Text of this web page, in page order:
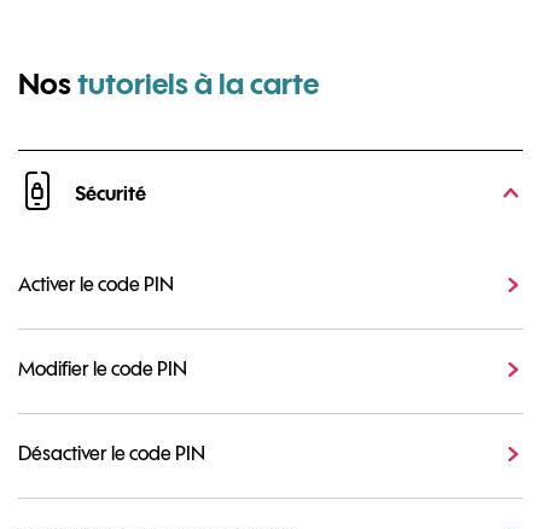
Nostutoriels à la cartepour Samsung
Sécurité
Activer le code PIN
Modifier le code PIN
Désactiver le code PIN